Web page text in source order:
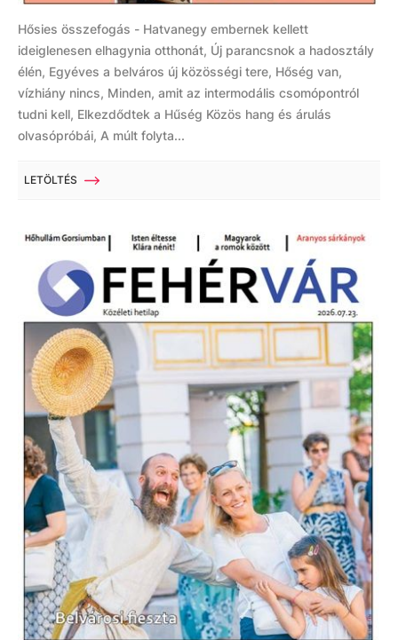
Hősies összefogás - Hatvanegy embernek kellett
ideiglenesen elhagynia otthonát, Új parancsnok a hadosztály
élén, Egyéves a belváros új közösségi tere, Hőség van,
vízhiány nincs, Minden, amit az intermodális csomópontról
tudni kell, Elkezdődtek a Hűség Közös hang és árulás
olvasópróbái, A múlt folyta...
LETÖLTÉS